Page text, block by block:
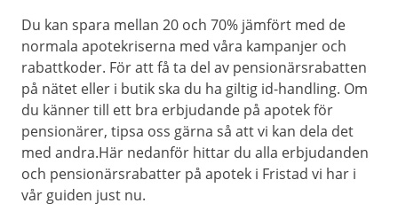
Du kan spara mellan 20 och 70% jämfört med de
normala apotekriserna med våra kampanjer och
rabattkoder. För att få ta del av pensionärsrabatten
på nätet eller i butik ska du ha giltig id-handling. Om
du känner till ett bra erbjudande på apotek för
pensionärer, tipsa oss gärna så att vi kan dela det
med andra.Här nedanför hittar du alla erbjudanden
och pensionärsrabatter på apotek i Fristad vi har i
vår guiden just nu.